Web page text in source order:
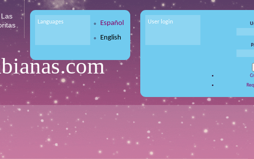
Languages
Español
English
User login